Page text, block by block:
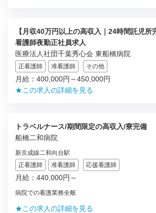
【月収40万円以上の高収入｜24時間託児所
看護師夜勤正社員求人
医療法人社団千葉秀心会 東船橋病院
正看護師 准看護師 その他
月給：400,000円～450,000円
★この求人の詳細を見る
トラベルナース/期間限定の高収入/寮完備
船橋二和病院
新京成線二和向台駅
正看護師
准看護師 応援看護師
月給：440,000円～
病院での看護業務全般
★この求人の詳細を見る